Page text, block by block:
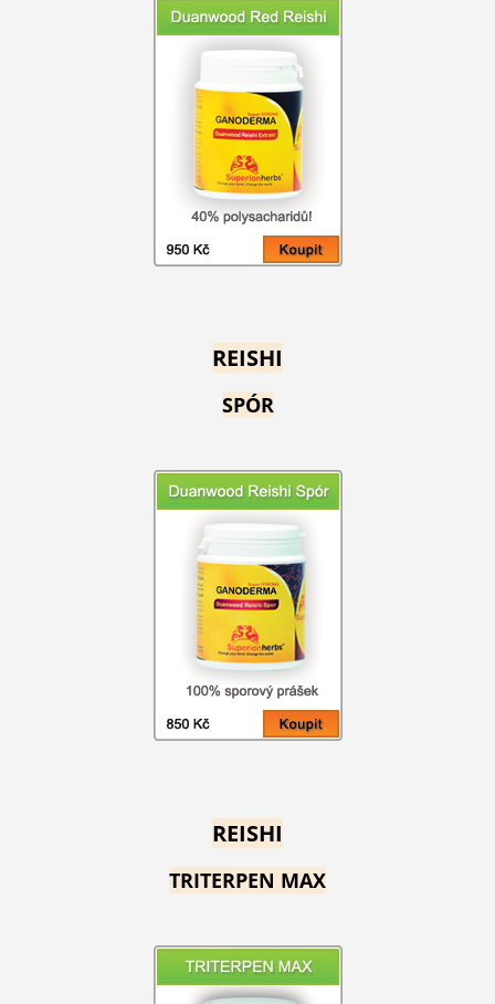
REISHI
SPÓR
REISHI
TRITERPEN MAX